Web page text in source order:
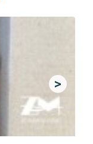
>Next